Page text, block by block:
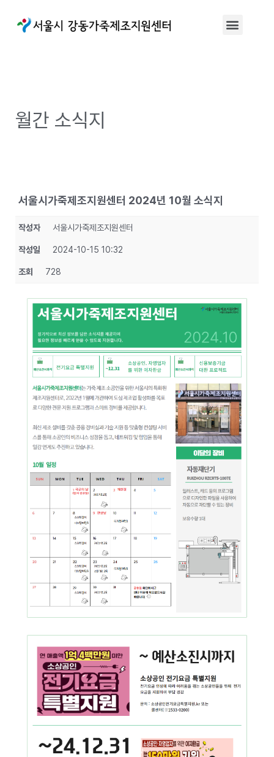
월간 소식지
서울시가죽제조지원센터 2024년 10월 소식지
작성자 서울시가죽제조지원센터
작성일 2024-10-15 10:32
조회 728